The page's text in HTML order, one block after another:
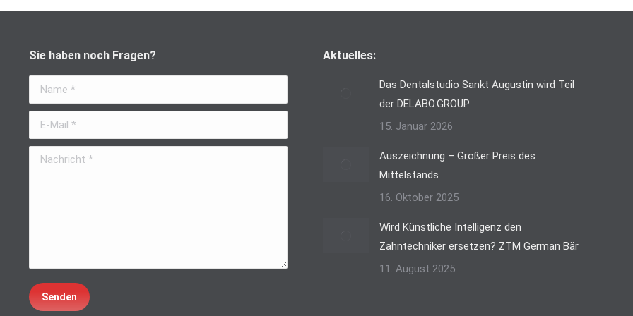
Sie haben noch Fragen?
Name *
E-Mail *
Nachricht *
Senden
Aktuelles:
Das Dentalstudio Sankt Augustin wird Teil
der DELABO.GROUP
15. Januar 2026
Auszeichnung – Großer Preis des
Mittelstands
16. Oktober 2025
Wird Künstliche Intelligenz den
Zahntechniker ersetzen? ZTM German Bär
11. August 2025